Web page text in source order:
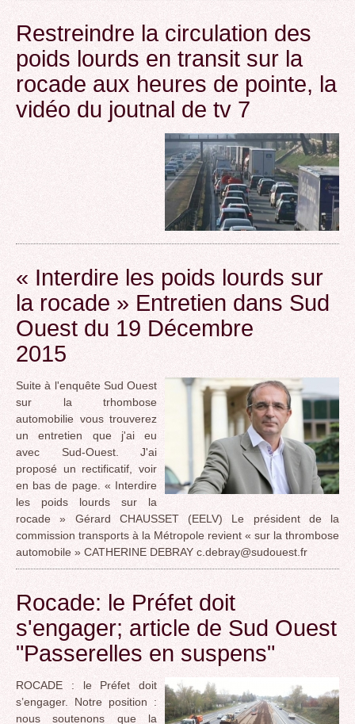
Restreindre la circulation des
poids lourds en transit sur la
rocade aux heures de pointe, la
vidéo du joutnal de tv 7
« Interdire les poids lourds sur
la rocade » Entretien dans Sud
Ouest du 19 Décembre
2015
Suite à l'enquête Sud Ouest
sur la trhombose
automobilie vous trouverez
un entretien que j'ai eu
avec Sud-Ouest. J'ai
proposé un rectificatif, voir
en bas de page. « Interdire
les poids lourds sur la
rocade » Gérard CHAUSSET (EELV) Le président de la
commission transports à la Métropole revient « sur la thrombose
automobile » CATHERINE DEBRAY c.debray@sudouest.fr
Rocade: le Préfet doit
s'engager; article de Sud Ouest
"Passerelles en suspens"
ROCADE : le Préfet doit
s’engager. Notre position :
nous soutenons que la